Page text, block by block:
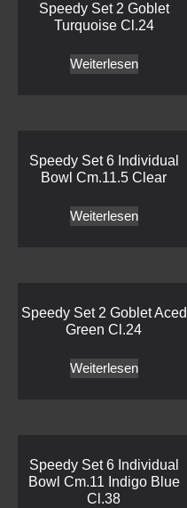
Speedy Set 2 Goblet
Turquoise Cl.24
Weiterlesen
Speedy Set 6 Individual
Bowl Cm.11.5 Clear
Weiterlesen
Speedy Set 2 Goblet Aced
Green Cl.24
Weiterlesen
Speedy Set 6 Individual
Bowl Cm.11 Indigo Blue
Cl.38